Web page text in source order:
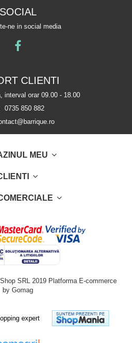
SOCIAL
ne in social media
CLIENTI
interval orar 09.00 - 18.00
0735 850 882
MEU
SRL 2019 Platforma E-commerce
by Gomag